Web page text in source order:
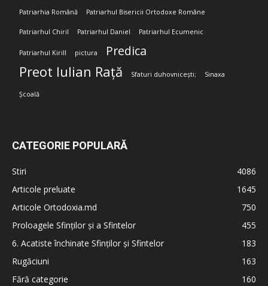
Patriarhia Română Patriarhul Bisericii Ortodoxe Române
Patriarhul Chiril Patriarhul Daniel Patriarhul Ecumenic
Patriarhul Kirill pictura Predica
Preot Iulian Rață Sfaturi duhovnicești; Sinaxa
Școală
CATEGORIE POPULARĂ
Stiri
4086
Articole preluate
1645
Articole Ortodoxia.md
750
Proloagele Sfinților și a Sfintelor
455
6. Acatiste închinate Sfinților și Sfintelor
183
Rugăciuni
163
Fără categorie
160